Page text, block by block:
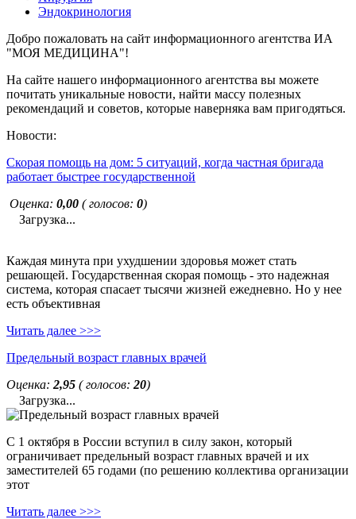
Эндокринология
Добро пожаловать на сайт информационного агентства ИА
"МОЯ МЕДИЦИНА"!
На сайте нашего информационного агентства вы можете
почитать уникальные новости, найти массу полезных
рекомендаций и советов, которые наверняка вам пригодяться.
Новости:
Скорая помощь на дом: 5 ситуаций, когда частная бригада
работает быстрее государственной
Оценка: 0,00 ( голосов: 0)
Загрузка...
Каждая минута при ухудшении здоровья может стать
решающей. Государственная скорая помощь - это надежная
система, которая спасает тысячи жизней ежедневно. Но у нее
есть объективная
Читать далее >>>
Предельный возраст главных врачей
Оценка: 2,95 ( голосов: 20)
Загрузка...
С 1 октября в России вступил в силу закон, который
ограничивает предельный возраст главных врачей и их
заместителей 65 годами (по решению коллектива организации
этот
Читать далее >>>